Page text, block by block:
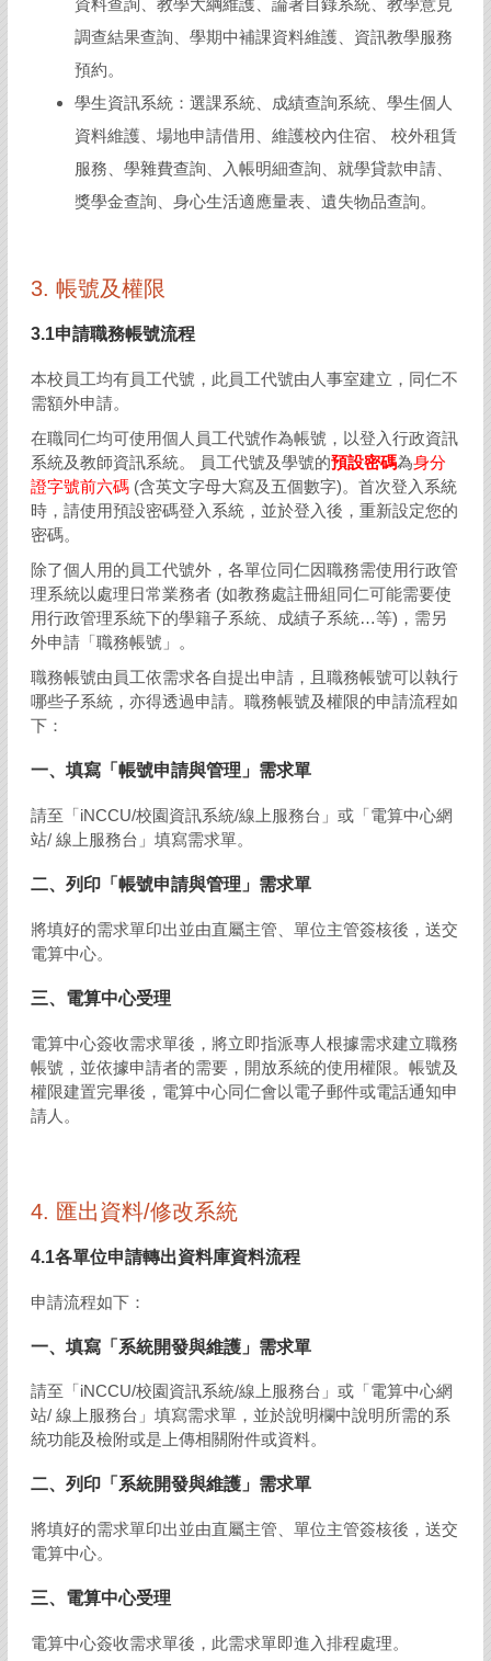
資料查詢、教學大綱維護、論著目錄系統、教學意見
調查結果查詢、學期中補課資料維護、資訊教學服務
預約。
學生資訊系統：選課系統、成績查詢系統、學生個人
資料維護、場地申請借用、維護校內住宿、 校外租賃
服務、學雜費查詢、入帳明細查詢、就學貸款申請、
獎學金查詢、身心生活適應量表、遺失物品查詢。
3. 帳號及權限
3.1申請職務帳號流程
本校員工均有員工代號，此員工代號由人事室建立，同仁不
需額外申請。
在職同仁均可使用個人員工代號作為帳號，以登入行政資訊
系統及教師資訊系統。 員工代號及學號的預設密碼為身分
證字號前六碼 (含英文字母大寫及五個數字)。首次登入系統
時，請使用預設密碼登入系統，並於登入後，重新設定您的
密碼。
除了個人用的員工代號外，各單位同仁因職務需使用行政管
理系統以處理日常業務者 (如教務處註冊組同仁可能需要使
用行政管理系統下的學籍子系統、成績子系統…等)，需另
外申請「職務帳號」。
職務帳號由員工依需求各自提出申請，且職務帳號可以執行
哪些子系統，亦得透過申請。職務帳號及權限的申請流程如
下：
一、填寫「帳號申請與管理」需求單
請至「iNCCU/校園資訊系統/線上服務台」或「電算中心網
站/ 線上服務台」填寫需求單。
二、列印「帳號申請與管理」需求單
將填好的需求單印出並由直屬主管、單位主管簽核後，送交
電算中心。
三、電算中心受理
電算中心簽收需求單後，將立即指派專人根據需求建立職務
帳號，並依據申請者的需要，開放系統的使用權限。帳號及
權限建置完畢後，電算中心同仁會以電子郵件或電話通知申
請人。
4. 匯出資料/修改系統
4.1各單位申請轉出資料庫資料流程
申請流程如下：
一、填寫「系統開發與維護」需求單
請至「iNCCU/校園資訊系統/線上服務台」或「電算中心網
站/ 線上服務台」填寫需求單，並於說明欄中說明所需的系
統功能及檢附或是上傳相關附件或資料。
二、列印「系統開發與維護」需求單
將填好的需求單印出並由直屬主管、單位主管簽核後，送交
電算中心。
三、電算中心受理
電算中心簽收需求單後，此需求單即進入排程處理。